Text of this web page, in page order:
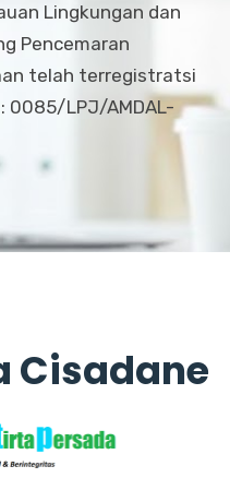
Lingkungan dan
Pencemaran
telah terregistratsi
: 0085/LPJ/AMDAL-
Cisadane